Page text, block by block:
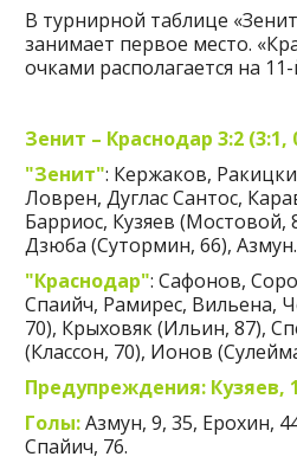
В турнирной таблице
занимает первое место.
очками располагается на
Зенит – Краснодар 3:2 (3:1,
"Зенит": Кержаков,
Ловрен, Дуглас Сантос,
Барриос, Кузяев (Мостовой,
Дзюба (Сутормин, 66), Азмун.
"Краснодар": Сафонов,
Спаийч, Рамирес, Вильена,
70), Крыховяк (Ильин, 87),
(Классон, 70), Ионов
Предупреждения: Кузяев,
Голы:Азмун, 9, 35, Ерохин,
Спайич, 76.